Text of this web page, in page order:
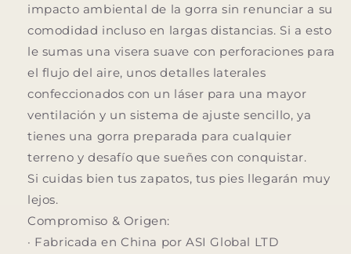
impacto ambiental de la gorra sin renunciar a su
comodidad incluso en largas distancias. Si a esto
le sumas una visera suave con perforaciones para
el flujo del aire, unos detalles laterales
confeccionados con un láser para una mayor
ventilación y un sistema de ajuste sencillo, ya
tienes una gorra preparada para cualquier
terreno y desafío que sueñes con conquistar.
Si cuidas bien tus zapatos, tus pies llegarán muy
lejos.
Compromiso & Origen:
· Fabricada en China por ASI Global LTD